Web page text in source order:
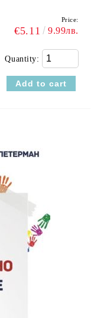
Price:
€5.11 9.99лв.
Quantity: